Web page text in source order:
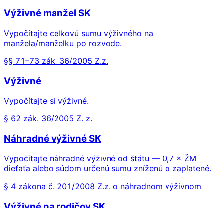
Výživné manžel SK
Vypočítajte celkovú sumu výživného na
manžela/manželku po rozvode.
§§ 71–73 zák. 36/2005 Z.z.
Výživné
Vypočítajte si výživné.
§ 62 zák. 36/2005 Z. z.
Náhradné výživné SK
Vypočítajte náhradné výživné od štátu — 0,7 × ŽM
dieťaťa alebo súdom určenú sumu zníženú o zaplatené.
§ 4 zákona č. 201/2008 Z.z. o náhradnom výživnom